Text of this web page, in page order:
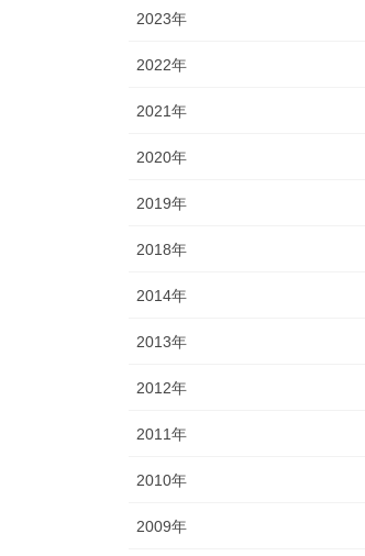
2023年
2022年
2021年
2020年
2019年
2018年
2014年
2013年
2012年
2011年
2010年
2009年